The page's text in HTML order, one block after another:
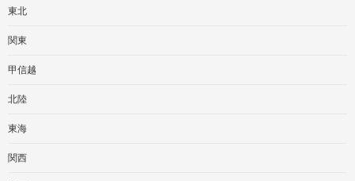
東北
関東
甲信越
北陸
東海
関西